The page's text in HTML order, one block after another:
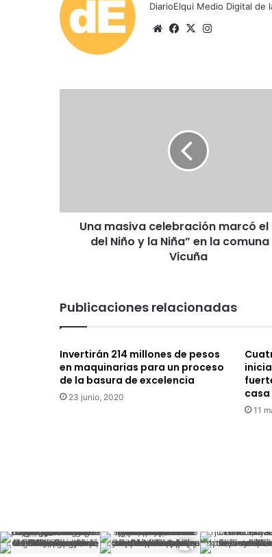
DiarioElqui Medio Digital de
SitioFacebook
X
y
Vicuña
Una masiva celebración marcó el
del Niño y la Niña” en la
Vicuña
Publicaciones relacionadas
Invertirán 214 millones de pesos
en maquinarias para un proceso
de la basura de excelencia
23 junio, 2020
casa
11